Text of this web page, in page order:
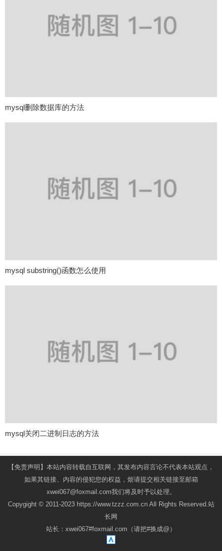
mysql删除数据库的方法
mysql substring()函数怎么使用
mysql关闭二进制日志的方法
【免责声明】本站内容转载自互联网，其发布内容言论不代表本站观点，
如果其链接、内容的侵犯您的权益，烦请提交相关链接至邮箱
xwei067@foxmail.com我们将及时予以处理。
Copygight © 2011-2023 https://www.tzzz.com.cn All Rights Reserved.站
长网
站长：xwei067#foxmail.com（请把#换成@）